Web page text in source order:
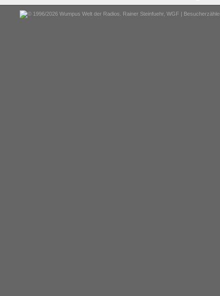
© 1996/2026 Wumpus Welt der Radios. Rainer Steinfuehr, WGF |